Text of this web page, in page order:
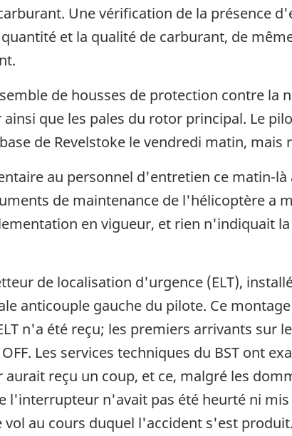
Une vérification de la présence
et la qualité de carburant, de
de housses de protection contre la
que les pales du rotor principal. Le
de Revelstoke le vendredi matin, mais
au personnel d'entretien ce matin-là
de maintenance de l'hélicoptère a
en vigueur, et rien n'indiquait
de localisation d'urgence (ELT),
anticouple gauche du pilote. Ce
n'a été reçu; les premiers arrivants sur
Les services techniques du BST ont
reçu un coup, et ce, malgré les
l'interrupteur n'avait pas été heurté ni
au cours duquel l'accident s'est